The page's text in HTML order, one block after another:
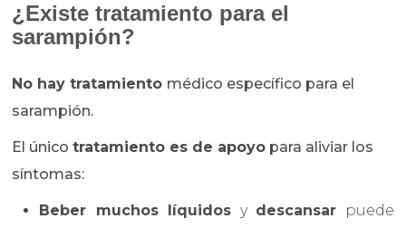
¿Existe tratamiento para el
sarampión?
No hay tratamiento médico específico para el
sarampión.
El únicotratamiento es de apoyo para aliviar los
síntomas:
Beber muchos líquidos y descansar puede